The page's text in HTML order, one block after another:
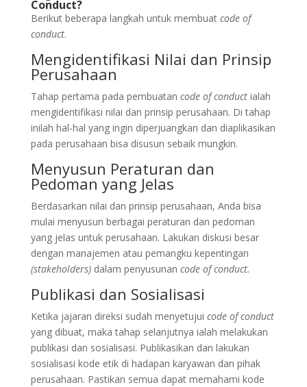
Conduct?
Berikut beberapa langkah untuk membuat code of
conduct.
Mengidentifikasi Nilai dan Prinsip
Perusahaan
Tahap pertama pada pembuatan code of conductialah
mengidentifikasi nilai dan prinsip perusahaan. Di tahap
inilah hal-hal yang ingin diperjuangkan dan diaplikasikan
pada perusahaan bisa disusun sebaik mungkin.
Menyusun Peraturan dan
Pedoman yang Jelas
Berdasarkan nilai dan prinsip perusahaan, Anda bisa
mulai menyusun berbagai peraturan dan pedoman
yang jelas untuk perusahaan. Lakukan diskusi besar
dengan manajemen atau pemangku kepentingan
(stakeholders)dalam penyusunan code of conduct.
Publikasi dan Sosialisasi
Ketika jajaran direksi sudah menyetujui code of conduct
yang dibuat, maka tahap selanjutnya ialah melakukan
publikasi dan sosialisasi. Publikasikan dan lakukan
sosialisasi kode etik di hadapan karyawan dan pihak
perusahaan. Pastikan semua dapat memahami kode